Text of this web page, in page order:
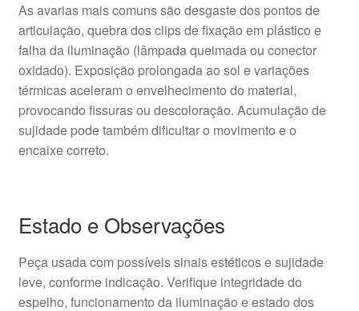
As avarias mais comuns são desgaste dos pontos de
articulação, quebra dos clips de fixação em plástico e
falha da iluminação (lâmpada queimada ou conector
oxidado). Exposição prolongada ao sol e variações
térmicas aceleram o envelhecimento do material,
provocando fissuras ou descoloração. Acumulação de
sujidade pode também dificultar o movimento e o
encaixe correto.
Estado e Observações
Peça usada com possíveis sinais estéticos e sujidade
leve, conforme indicação. Verifique integridade do
espelho, funcionamento da iluminação e estado dos